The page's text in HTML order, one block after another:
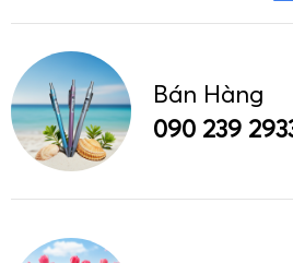
Bán Hàng
090 239